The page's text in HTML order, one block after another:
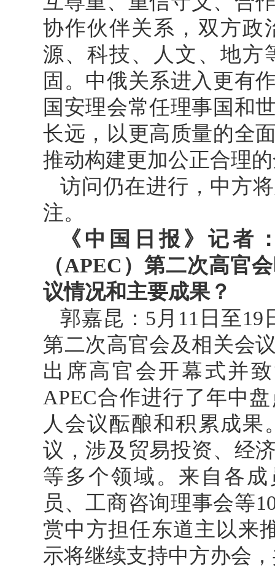
协作伙伴关系，双方政
源、科技、人文、地方
固。中俄关系进入更有
国安理会常任理事国和
长远，以更高质量的全
推动构建更加公正合理
访问仍在进行，中方
注。
《中国日报》记者
（APEC）第二次高官
议情况和主要成果？
郭嘉昆：5月11日至19
第二次高官会及相关会
出席高官会开幕式并
APEC合作进行了年中
人会议酝酿和积累成果
议，涉及贸易投资、经
等多个领域。来自各
员、工商咨询理事会等
赏中方担任东道主以来
示将继续支持中方办会